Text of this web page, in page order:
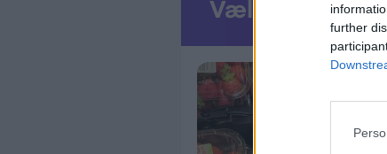
further